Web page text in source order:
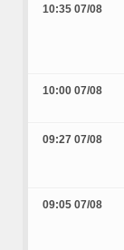
10:35 07/08
10:00 07/08
09:27 07/08
09:05 07/08